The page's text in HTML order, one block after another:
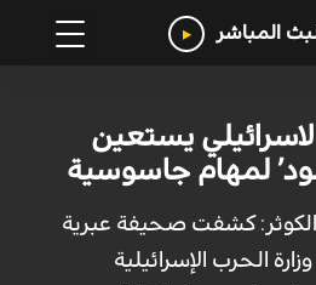
المباشر
يستعين
لمهام جاسوسية
كشفت صحيفة عبرية
الحرب الإسرائيلية